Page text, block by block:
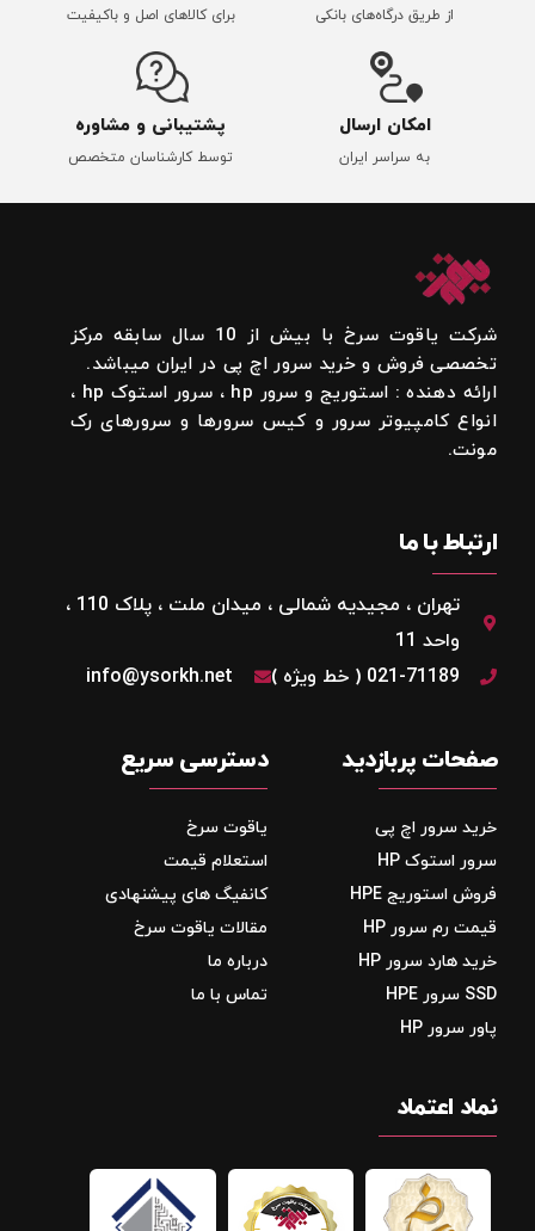
از طریق درگاه‌های بانکی برای کالاهای اصل و باکیفیت
امکان ارسال
به سراسر ایران
پشتیبانی و مشاوره
توسط کارشناسان متخصص
شرکت یاقوت سرخ با بیش از 10 سال سابقه مرکز
تخصصی فروش و خرید سرور اچ پی در ایران میباشد.
ارائه دهنده : استوریج و سرور hp ، سرور استوک hp ،
انواع کامپیوتر سرور و کیس سرورها و سرورهای رک
مونت.
ارتباط با ما
تهران ، مجیدیه شمالی ، میدان ملت ، پلاک 110 ،
واحد 11
021-71189 ( خط ویژه )
info@ysorkh.net
صفحات پربازدید
خرید سرور اچ پی
سرور استوک HP
فروش استوریج‌ HPE
قیمت رم سرور HP
خرید هارد سرور HP
SSD سرور HPE
پاور سرور HP
دسترسی سریع
یاقوت سرخ
استعلام قیمت
کانفیگ های پیشنهادی
مقالات یاقوت سرخ
درباره ما
تماس با ما
نماد اعتماد